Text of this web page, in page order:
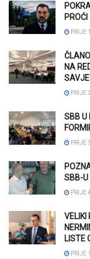
PROĆI
PRIJE
NA
PRIJE
SBB U
PRIJE
SBB-U
PRIJE
VELIKI
LISTE
PRIJE